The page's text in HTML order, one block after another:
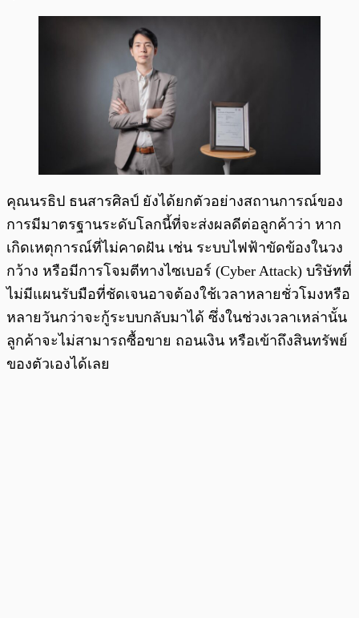
คุณนรธิป ธนสารศิลป์ ยังได้ยกตัวอย่างสถานการณ์ของ
การมีมาตรฐานระดับโลกนี้ที่จะส่งผลดีต่อลูกค้าว่า หาก
เกิดเหตุการณ์ที่ไม่คาดฝัน เช่น ระบบไฟฟ้าขัดข้องในวง
กว้าง หรือมีการโจมตีทางไซเบอร์ (Cyber Attack) บริษัทที่
ไม่มีแผนรับมือที่ชัดเจนอาจต้องใช้เวลาหลายชั่วโมงหรือ
หลายวันกว่าจะกู้ระบบกลับมาได้ ซึ่งในช่วงเวลาเหล่านั้น
ลูกค้าจะไม่สามารถซื้อขาย ถอนเงิน หรือเข้าถึงสินทรัพย์
ของตัวเองได้เลย